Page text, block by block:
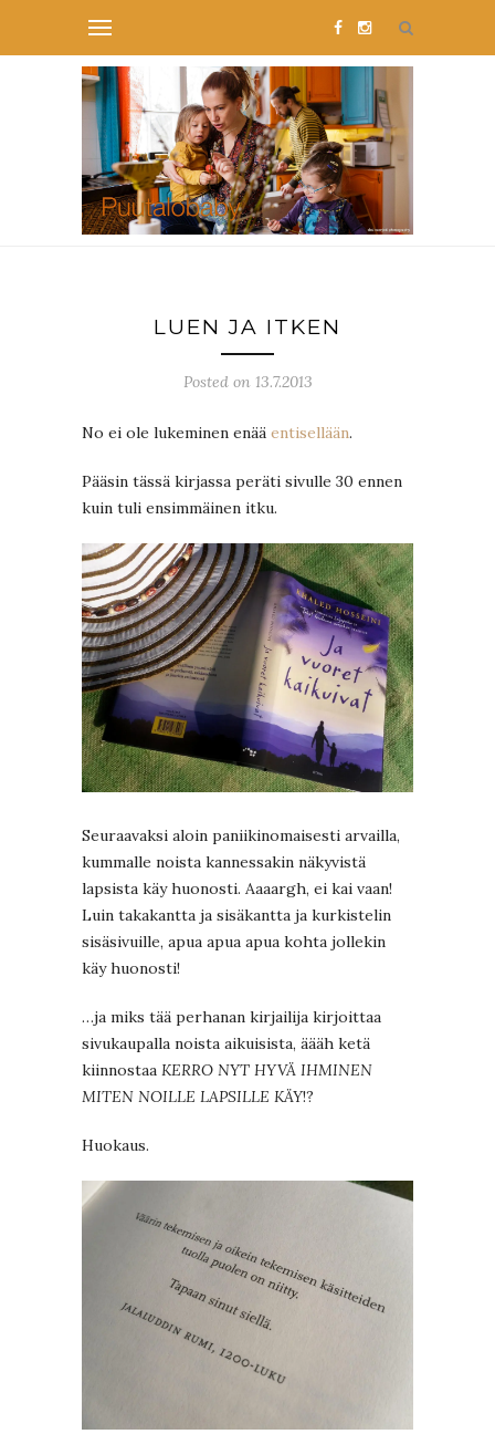
LUEN JA ITKEN
Posted on 13.7.2013
No ei ole lukeminen enää entisellään.
Pääsin tässä kirjassa peräti sivulle 30 ennen
kuin tuli ensimmäinen itku.
Seuraavaksi aloin paniikinomaisesti arvailla,
kummalle noista kannessakin näkyvistä
lapsista käy huonosti. Aaaargh, ei kai vaan!
Luin takakantta ja sisäkantta ja kurkistelin
sisäsivuille, apua apua apua kohta jollekin
käy huonosti!
…ja miks tää perhanan kirjailija kirjoittaa
sivukaupalla noista aikuisista, äääh ketä
kiinnostaa KERRO NYT HYVÄ IHMINEN
MITEN NOILLE LAPSILLE KÄY!?
Huokaus.